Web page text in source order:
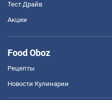
Тест Драйв
Акции
Food Oboz
Рецепты
Новости Кулинарии